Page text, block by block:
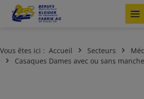
Passer au contenu principal
Vous êtes ici : Accueil Secteurs
Casaques Dames avec ou sans